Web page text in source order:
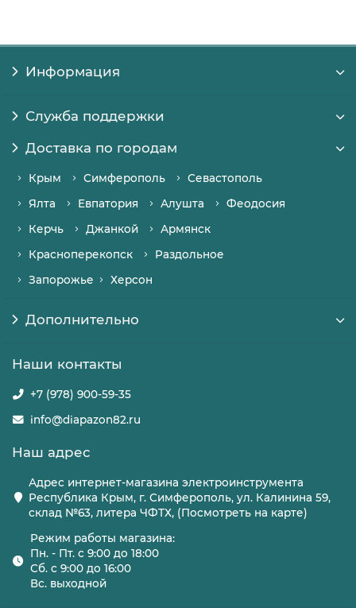
Информация
Служба поддержки
Доставка по городам
Крым Симферополь
Севастополь
Ялта
Евпатория Алушта
Феодосия
Керчь
Джанкой
Армянск
Красноперекопск
Раздольное
Запорожье
Херсон
Дополнительно
Наши контакты
+7 (978) 900-59-35
info@diapazon82.ru
Наш адрес
Адрес интернет-магазина электроинструмента
Республика Крым, г. Симферополь, ул. Калинина 59,
склад №63, литера ЧФТХ, (Посмотреть на карте)
Режим работы магазина:
Пн. - Пт. с 9:00 до 18:00
Сб. с 9:00 до 16:00
Вс. выходной